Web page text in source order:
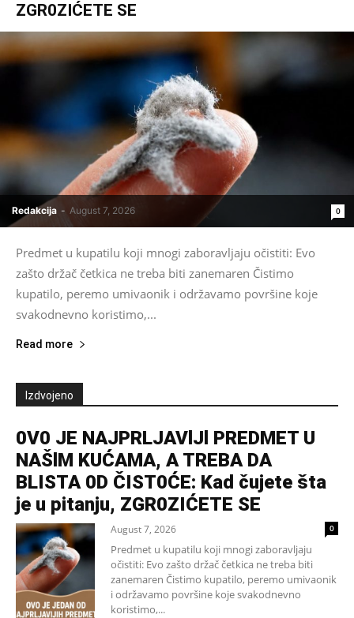
ZGR0ZIĆETE SE
Redakcija - August 7, 2026 0
Predmet u kupatilu koji mnogi zaboravljaju očistiti: Evo
zašto držač četkica ne treba biti zanemaren Čistimo
kupatilo, peremo umivaonik i održavamo površine koje
svakodnevno koristimo,...
Read more
Izdvojeno
0V0 JE NAJPRLJAVlJl PREDMET U
NAŠlM KUĆAMA, A TREBA DA
BLISTA 0D ČIST0ĆE: Kad čujete šta
je u pitanju, ZGR0ZIĆETE SE
August 7, 2026 0
Predmet u kupatilu koji mnogi zaboravljaju
očistiti: Evo zašto držač četkica ne treba biti
zanemaren Čistimo kupatilo, peremo umivaonik
i održavamo površine koje svakodnevno
koristimo,...